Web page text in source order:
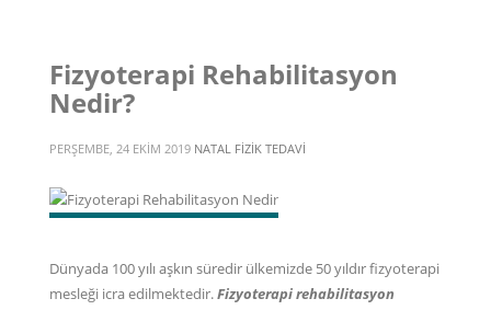
Fizyoterapi Rehabilitasyon
Nedir?
PERŞEMBE, 24 EKIM 2019 NATAL FIZIK TEDAVI
Dünyada 100 yılı aşkın süredir ülkemizde 50 yıldır fizyoterapi
mesleği icra edilmektedir.Fizyoterapi rehabilitasyon